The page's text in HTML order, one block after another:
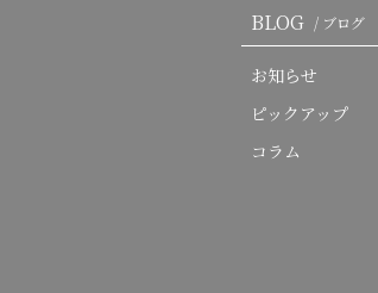
BLOG / ブログ
お知らせ
ピックアップ
コラム